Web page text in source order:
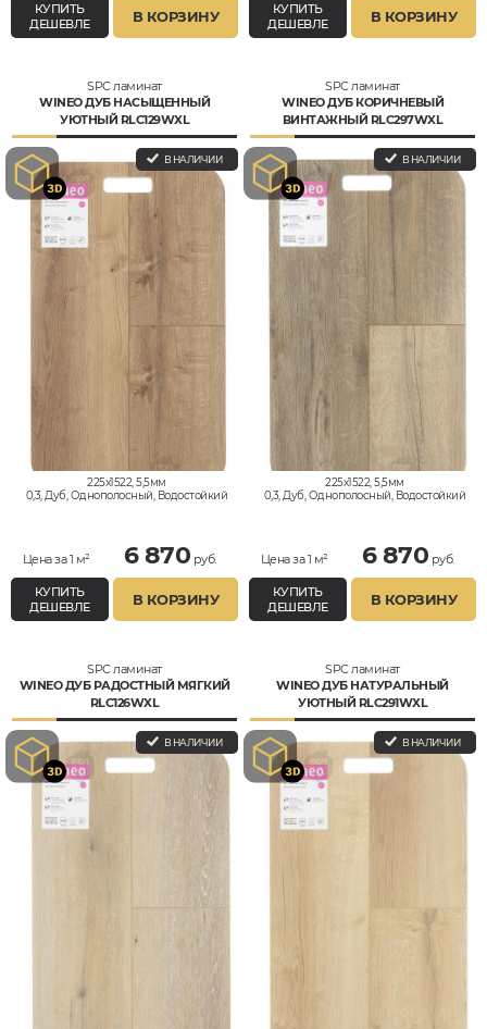
КУПИТЬ
ДЕШЕВЛЕ
В КОРЗИНУ
КУПИТЬ
ДЕШЕВЛЕ
В КОРЗИНУ
SPC ламинат
WINEO ДУБ НАСЫЩЕННЫЙ
УЮТНЫЙ RLC129WXL
В НАЛИЧИИ
225x1522, 5,5мм
0,3, Дуб, Однополосный, Водостойкий
Цена за 1 м² 6 870 руб.
КУПИТЬ
ДЕШЕВЛЕ
В КОРЗИНУ
SPC ламинат
WINEO ДУБ КОРИЧНЕВЫЙ
ВИНТАЖНЫЙ RLC297WXL
В НАЛИЧИИ
225x1522, 5,5мм
0,3, Дуб, Однополосный, Водостойкий
Цена за 1 м² 6 870 руб.
КУПИТЬ
ДЕШЕВЛЕ
В КОРЗИНУ
SPC ламинат
WINEO ДУБ РАДОСТНЫЙ МЯГКИЙ
RLC126WXL
В НАЛИЧИИ
SPC ламинат
WINEO ДУБ НАТУРАЛЬНЫЙ
УЮТНЫЙ RLC291WXL
В НАЛИЧИИ